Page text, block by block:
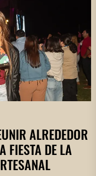
ALREDEDOR
FIESTA DE LA